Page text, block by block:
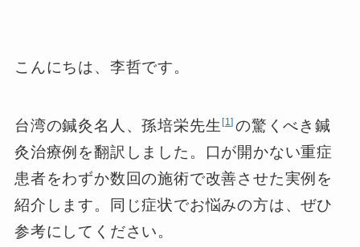
こんにちは、李哲です。
台湾の鍼灸名人、孫培栄先生 1 の驚くべき鍼
灸治療例を翻訳しました。口が開かない重症
患者をわずか数回の施術で改善させた実例を
紹介します。同じ症状でお悩みの方は、ぜひ
参考にしてください。